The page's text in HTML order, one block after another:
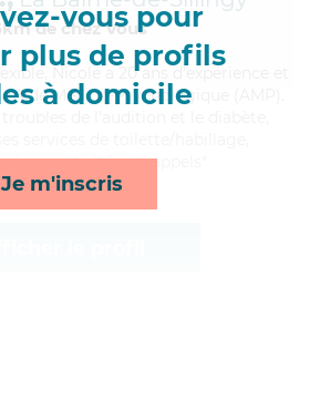
vous pour
plus de profils
à domicile
Je m'inscris
de chez Vous
Nicole a 20 ans d'expérience et
Médico-Psychologique (AMP).
activités et rappels*